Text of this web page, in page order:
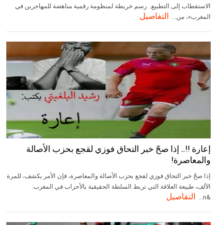
الاستقطاب إلى التطبيع.. رسم خريطة لمنظومة رقمية مناهضة للمهاجرين في
المغرب»، من...
التفاصيل
إعارة !!.. إذا صحّ خبر التحاق فوزي لقجع بحزب الأصالة
والمعاصرة!
إذا صحّ خبر التحاق فوزي لقجع بحزب الأصالة والمعاصرة، فإن الأمر يكشف، للمرة
الألف، طبيعة العلاقة التي تربط السلطة الحقيقية بالأحزاب في المغرب.
&n...
التفاصيل